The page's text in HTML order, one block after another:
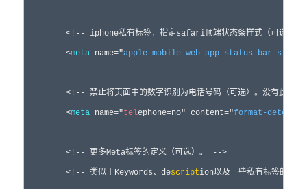
<!-- iphone私有标签，指定safari顶端状态条样式（可选）
<meta name="apple-mobile-web-app-status-bar-style
<!-- 禁止将页面中的数字识别为电话号码（可选）。没有此项
<meta name="telephone=no" content="format-
<!-- 更多Meta标签的定义（可选）。 -->
<!-- 类似于Keywords、description以及一些私有标签的定